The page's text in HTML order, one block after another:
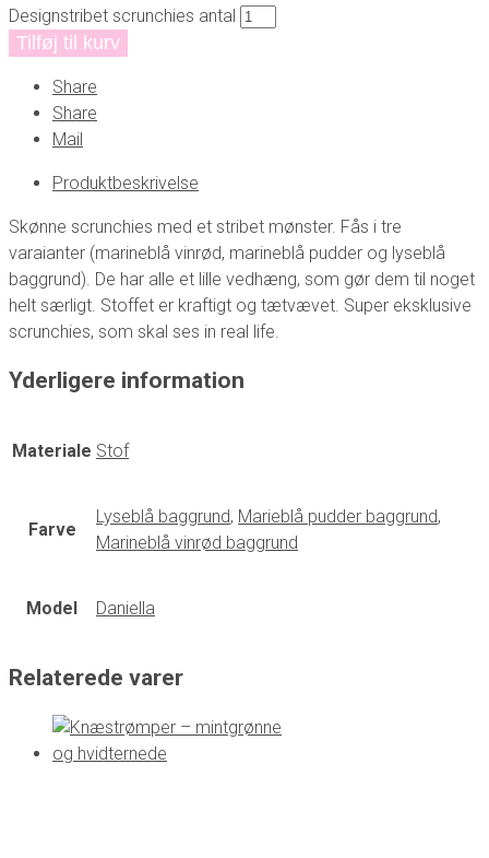
Designstribet scrunchies antal
Tilføj til kurv
Share
Share
Mail
Produktbeskrivelse
Skønne scrunchies med et stribet mønster. Fås i tre
varaianter (marineblå vinrød, marineblå pudder og lyseblå
baggrund). De har alle et lille vedhæng, som gør dem til noget
helt særligt. Stoffet er kraftigt og tætvævet. Super eksklusive
scrunchies, som skal ses in real life.
Yderligere information
Materiale Stof
Farve
Lyseblå baggrund, Marieblå pudder baggrund,
Marineblå vinrød baggrund
Model Daniella
Relaterede varer